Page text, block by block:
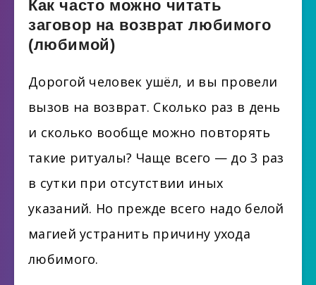
Как часто можно читать
заговор на возврат любимого
(любимой)
Дорогой человек ушёл, и вы провели
вызов на возврат. Сколько раз в день
и сколько вообще можно повторять
такие ритуалы? Чаще всего — до 3 раз
в сутки при отсутствии иных
указаний. Но прежде всего надо белой
магией устранить причину ухода
любимого.